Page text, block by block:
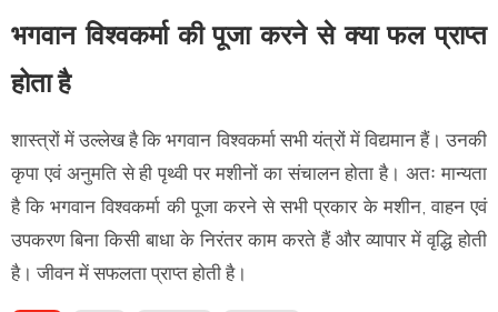
भगवान विश्वकर्मा की पूजा करने से क्या फल प्राप्त
होता है
शास्त्रों में उल्लेख है कि भगवान विश्वकर्मा सभी यंत्रों में विद्यमान हैं। उनकी
कृपा एवं अनुमति से ही पृथ्वी पर मशीनों का संचालन होता है। अतः मान्यता
है कि भगवान विश्वकर्मा की पूजा करने से सभी प्रकार के मशीन, वाहन एवं
उपकरण बिना किसी बाधा के निरंतर काम करते हैं और व्यापार में वृद्धि होती
है। जीवन में सफलता प्राप्त होती है।